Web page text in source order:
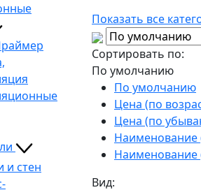
и стен
Показать все
Сортировать по:
По умолчанию
По умолчанию
Цена (по
Цена (по
Наименование
Наименование
Вид: